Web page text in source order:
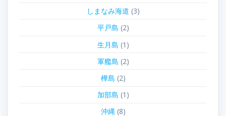
しまなみ海道 (3)
平戸島 (2)
生月島 (1)
軍艦島 (2)
樺島 (2)
加部島 (1)
沖縄(8)